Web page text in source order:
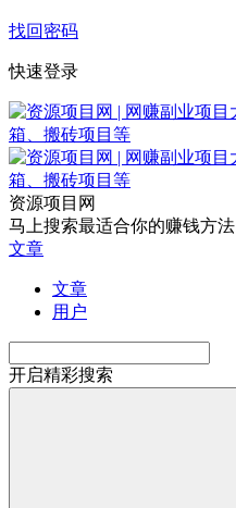
找回密码
快速登录
资源项目网
马上搜索最适合你的赚钱方法
文章
文章
用户
开启精彩搜索